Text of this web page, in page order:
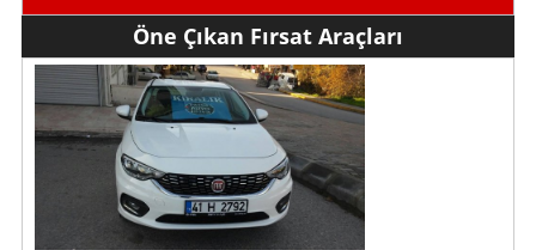
Öne Çıkan Fırsat Araçları